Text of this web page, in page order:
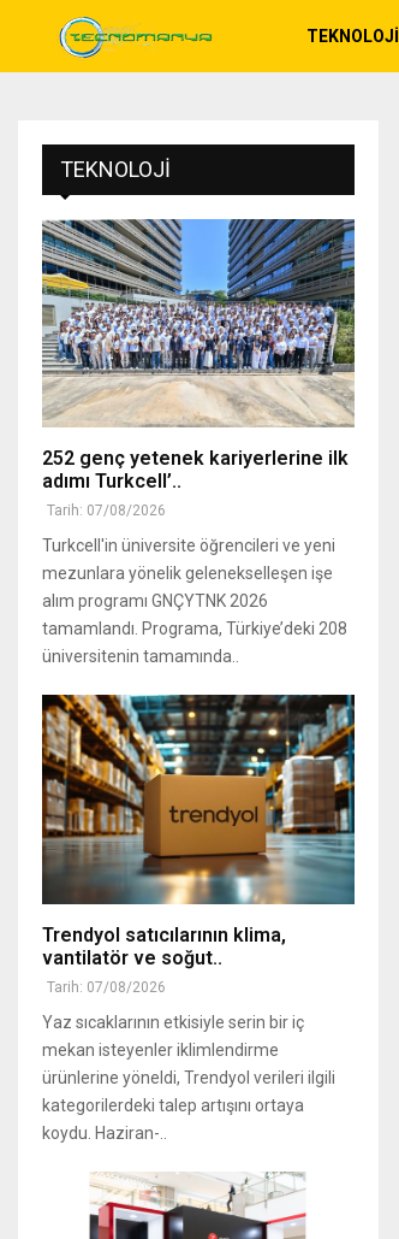
TEKNOLOJI
TEKNOLOJI
252 genç yetenek kariyerlerine ilk
adımı Turkcell’..
Tarih: 07/08/2026
Turkcell'in üniversite öğrencileri ve yeni
mezunlara yönelik gelenekselleşen işe
alım programı GNÇYTNK 2026
tamamlandı. Programa, Türkiye’deki 208
üniversitenin tamamında..
Trendyol satıcılarının klima,
vantilatör ‎ve soğut..
Tarih: 07/08/2026
Yaz sıcaklarının etkisiyle serin bir iç
mekan isteyenler iklimlendirme
ürünlerine yöneldi, ‎Trendyol verileri ilgili
kategorilerdeki talep artışını ortaya
koydu. Haziran-..